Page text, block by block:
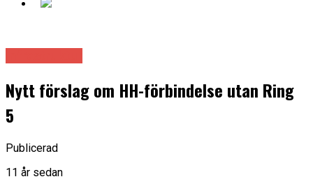
Nytt förslag om HH-förbindelse utan Ring
5
Publicerad
11 år sedan